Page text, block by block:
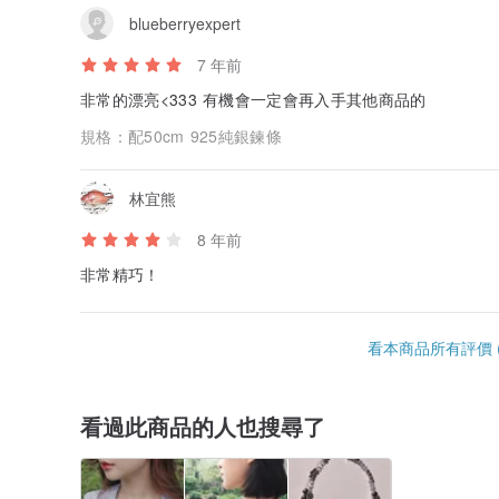
blueberryexpert
7 年前
非常的漂亮<333 有機會一定會再入手其他商品的
規格：配50cm 925純銀鍊條
林宜熊
8 年前
非常精巧！
看本商品所有評價
看過此商品的人也搜尋了